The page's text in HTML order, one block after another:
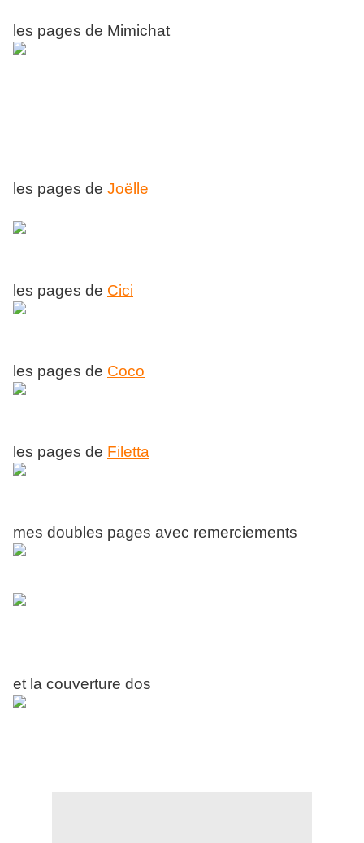
les pages de Mimichat
les pages de Joëlle
les pages de Cici
les pages de Coco
les pages de Filetta
mes doubles pages avec remerciements
et la couverture dos